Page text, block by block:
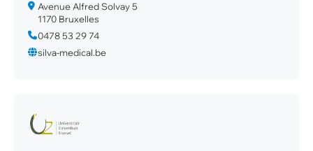
Avenue Alfred Solvay 5
1170 Bruxelles
0478 53 29 74
silva-medical.be